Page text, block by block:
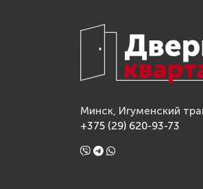
Минск, Игуменский
+375 (29) 620-93-73